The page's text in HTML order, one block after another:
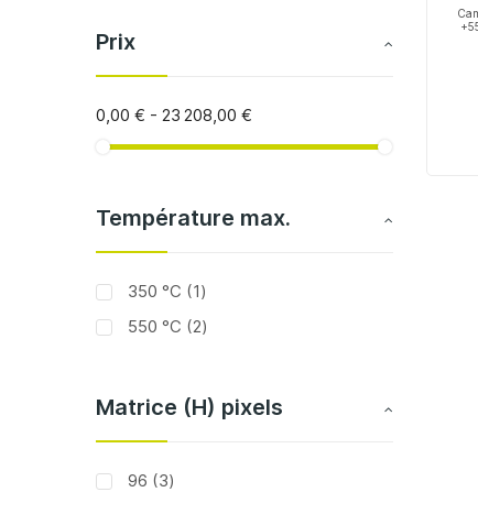
Prix
0,00 € - 23 208,00 €
Température max.
350 °C 1article
550 °C 2articles
Matrice (H) pixels
96 3articles